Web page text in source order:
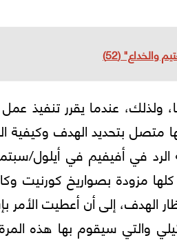
(52)
ولذلك، عندما يقرر تنفيذ
متصل بتحديد الهدف وكيفية
في أفيفيم في أيلول/
مزودة بصواريخ كورنيت
إلى أن أعطيت الأمر
والتي سيقوم بها هذه